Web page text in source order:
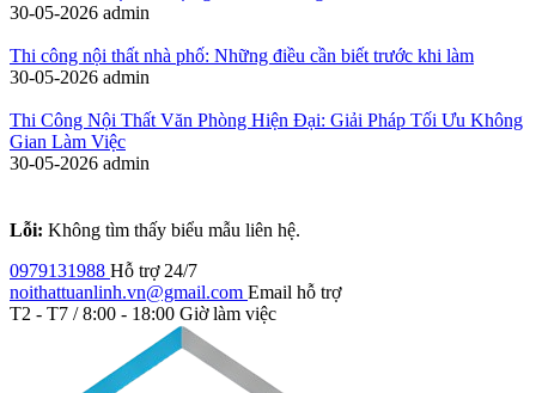
30-05-2026 admin
Thi công nội thất nhà phố: Những điều cần biết trước khi làm
30-05-2026 admin
Thi Công Nội Thất Văn Phòng Hiện Đại: Giải Pháp Tối Ưu Không
Gian Làm Việc
30-05-2026 admin
Lỗi: Không tìm thấy biểu mẫu liên hệ.
0979131988 Hỗ trợ 24/7
noithattuanlinh.vn@gmail.com Email hỗ trợ
T2 - T7 / 8:00 - 18:00 Giờ làm việc